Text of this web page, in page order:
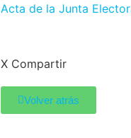
Acta de la Junta
X Compartir
Volver atrás